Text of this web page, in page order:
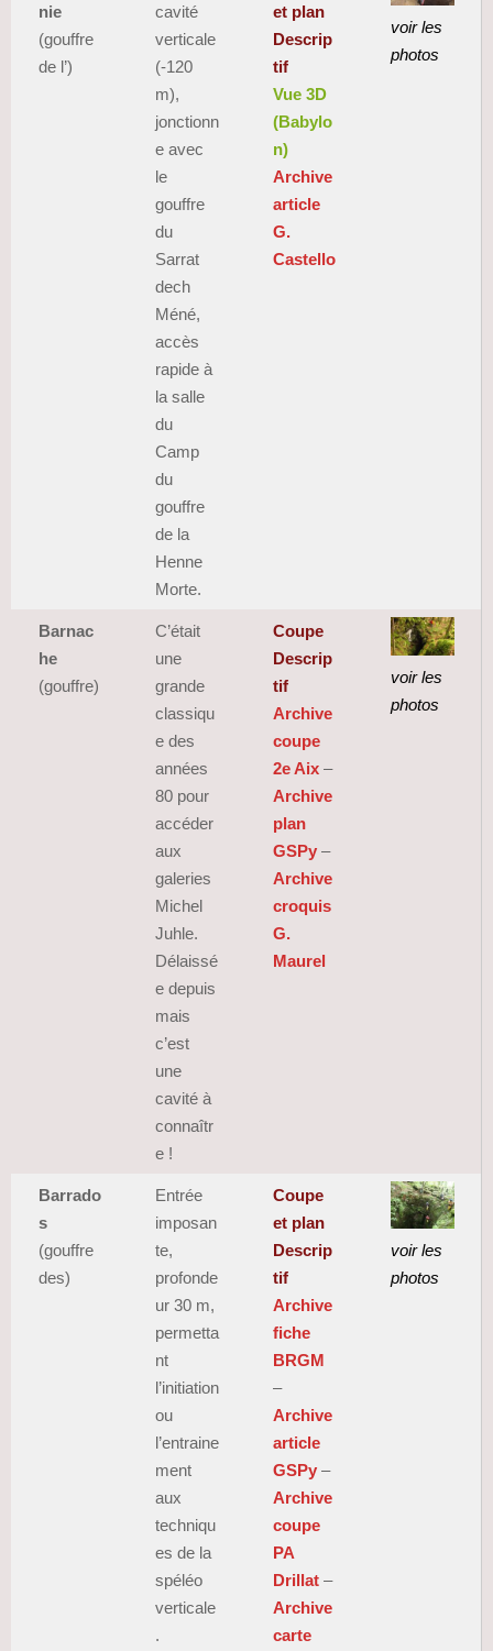
nie
(gouffre
de l’)
cavité
verticale
(-120
m),
jonctionn
e avec
le
gouffre
du
Sarrat
dech
Méné,
accès
rapide à
la salle
du
Camp
du
gouffre
de la
Henne
Morte.
et plan
Descrip
tif
Vue 3D
(Babylo
n)
Archive
article
G.
Castello
voir les
photos
Barnac
he
(gouffre)
C’était
une
grande
classiqu
e des
années
80 pour
accéder
aux
galeries
Michel
Juhle.
Délaissé
e depuis
mais
c’est
une
cavité à
connaîtr
e !
Coupe
Descrip
tif
Archive
coupe
2e Aix –
Archive
plan
GSPy –
Archive
croquis
G.
Maurel
voir les
photos
Barrado
s
(gouffre
des)
Entrée
imposan
te,
profonde
ur 30 m,
permetta
nt
l’initiation
ou
l’entraine
ment
aux
techniqu
es de la
spéléo
verticale
.
Coupe
et plan
Descrip
tif
Archive
fiche
BRGM
–
Archive
article
GSPy –
Archive
coupe
PA
Drillat –
Archive
carte
voir les
photos